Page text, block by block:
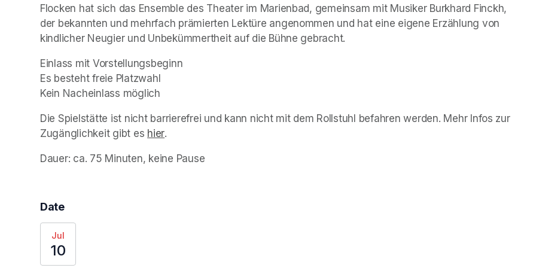
Flocken hat sich das Ensemble des Theater im Marienbad, gemeinsam mit Musiker Burkhard Finckh,
der bekannten und mehrfach prämierten Lektüre angenommen und hat eine eigene Erzählung von
kindlicher Neugier und Unbekümmertheit auf die Bühne gebracht.
Einlass mit Vorstellungsbeginn
Es besteht freie Platzwahl
Kein Nacheinlass möglich
Die Spielstätte ist nicht barrierefrei und kann nicht mit dem Rollstuhl befahren werden. Mehr Infos zur
Zugänglichkeit gibt es hier(opens in a new tab)
.
Dauer: ca. 75 Minuten, keine Pause
Date
Jul
10